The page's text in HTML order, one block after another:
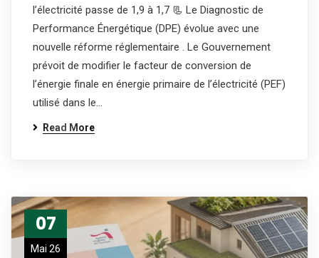
l’électricité passe de 1,9 à 1,7 📃 Le Diagnostic de
Performance Énergétique (DPE) évolue avec une
nouvelle réforme réglementaire . Le Gouvernement
prévoit de modifier le facteur de conversion de
l’énergie finale en énergie primaire de l’électricité (PEF)
utilisé dans le…
Read More
07
Mai 26